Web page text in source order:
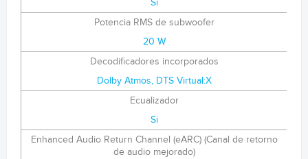
Si
Potencia RMS de subwoofer
20 W
Decodificadores incorporados
Dolby Atmos, DTS Virtual:X
Ecualizador
Si
Enhanced Audio Return Channel (eARC) (Canal de retorno
de audio mejorado)